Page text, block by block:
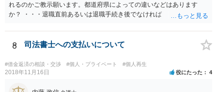
れるのかご教示願います。都道府県によっての違いなどはあります
か？ ・・・退職直前あるいは退職手続き後でなければ １２・５％が
準でしょう。 また着手して頂いてから最短どのくらいで認可されるの
でしょうか？ ・・・受任通知を送付して 債権者からの債権調査票が
回答されるまで ２か月程度 その間に準備が進めば 直ちに申し立
てが可能で しっかりした申立てを行えば ほぼ補正がなく ２～３
週間で開始決定がでて それから ２か月程度で認可となる流れで
8 司法書士への支払いについて
#借金返済の相談・交渉 #個人・プライベート #個人再生
2018年11月16日 役にたった 4